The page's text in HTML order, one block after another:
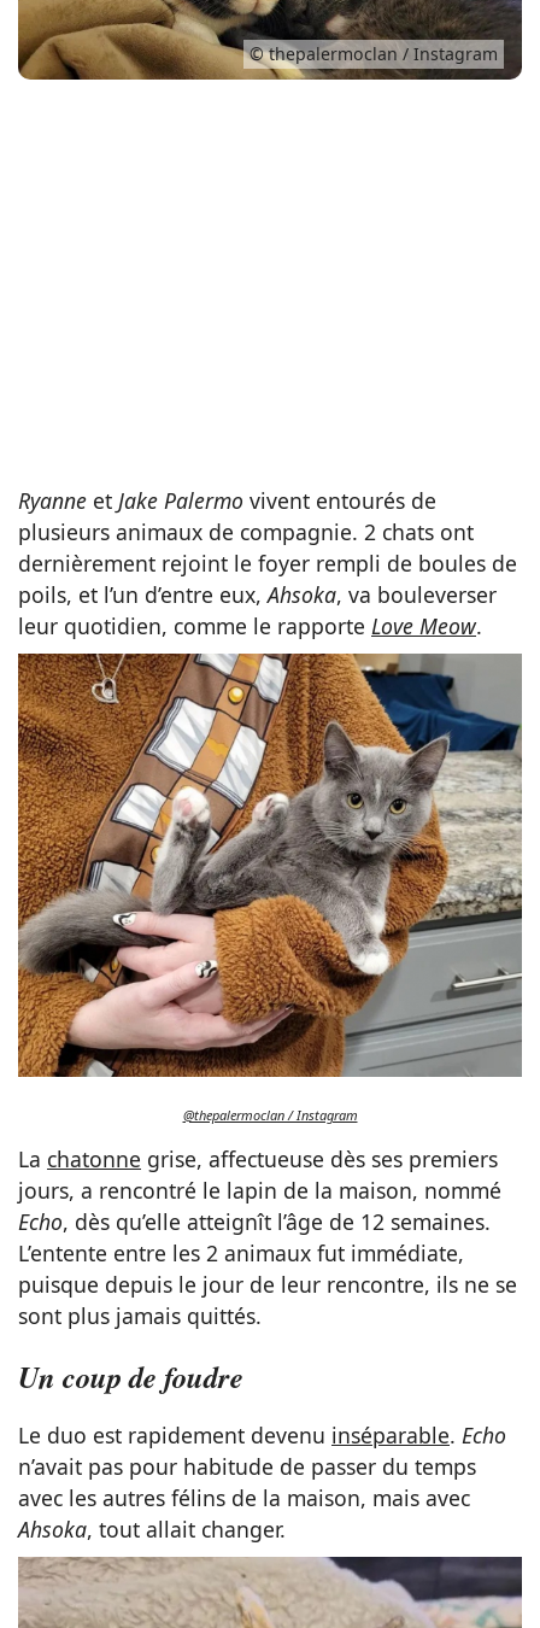
© thepalermoclan / Instagram
Ryanne et Jake Palermo vivent entourés de
plusieurs animaux de compagnie. 2 chats ont
dernièrement rejoint le foyer rempli de boules de
poils, et l’un d’entre eux,Ahsoka, va bouleverser
leur quotidien, comme le rapporte Love Meow.
@thepalermoclan / Instagram
La chatonne grise, affectueuse dès ses premiers
jours, a rencontré le lapin de la maison, nommé
Echo, dès qu’elle atteignît l’âge de 12 semaines.
L’entente entre les 2 animaux fut immédiate,
puisque depuis le jour de leur rencontre, ils ne se
sont plus jamais quittés.
Un coup de foudre
Le duo est rapidement devenu inséparable. Echo
n’avait pas pour habitude de passer du temps
avec les autres félins de la maison, mais avec
Ahsoka, tout allait changer.